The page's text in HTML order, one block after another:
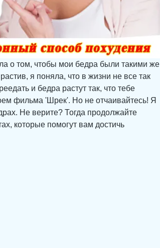
о том, чтобы мои бедра были такими же
я поняла, что в жизни не все так
и бедра растут так, что тебе
фильма 'Шрек'. Но не отчаивайтесь! Я
Не верите? Тогда продолжайте
которые помогут вам достичь